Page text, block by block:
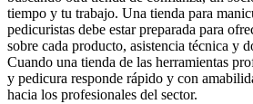
tiempo y tu trabajo. Una tienda para
pedicuristas debe estar preparada para
sobre cada producto, asistencia técnica y
Cuando una tienda de las herramientas
y pedicura responde rápido y con
hacia los profesionales del sector.